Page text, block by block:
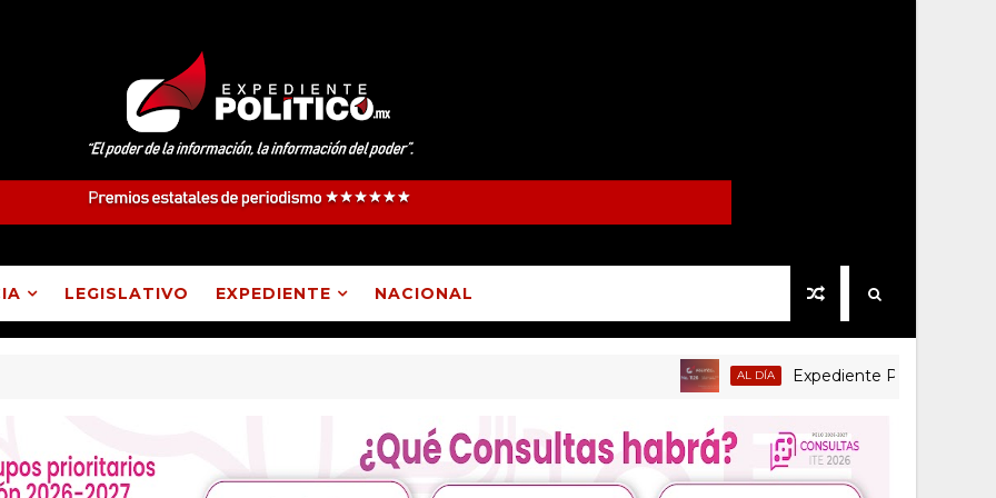
LEGISLATIVO EXPEDIENTE NACIONAL
AL DÍA Expediente Político.Mx no 1126